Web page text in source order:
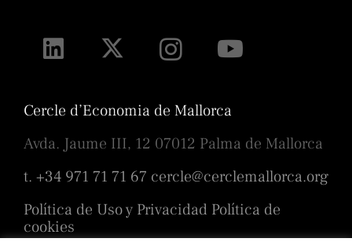
Cercle d’Economia de Mallorca
Avda. Jaume III, 12 07012 Palma de Mallorca
t. +34 971 71 71 67 cercle@cerclemallorca.org
Política de Uso y Privacidad Política de
cookies